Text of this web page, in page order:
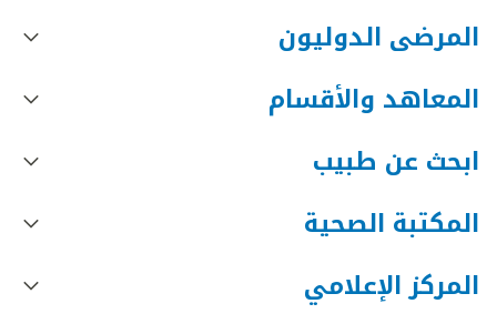
المرضى الدوليون
المعاهد والأقسام
ابحث عن طبيب
المكتبة الصحية
المركز الإعلامي